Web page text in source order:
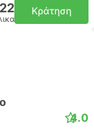
Κράτηση
4.0